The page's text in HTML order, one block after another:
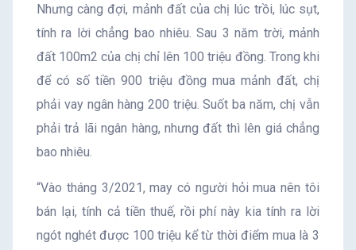
Nhưng càng đợi, mảnh đất của chị lúc trồi, lúc sụt,
tính ra lời chẳng bao nhiêu. Sau 3 năm trời, mảnh
đất 100m2 của chị chỉ lên 100 triệu đồng. Trong khi
để có số tiền 900 triệu đồng mua mảnh đất, chị
phải vay ngân hàng 200 triệu. Suốt ba năm, chị vẫn
phải trả lãi ngân hàng, nhưng đất thì lên giá chẳng
bao nhiêu.
“Vào tháng 3/2021, may có người hỏi mua nên tôi
bán lại, tính cả tiền thuế, rồi phí này kia tính ra lời
ngót nghét được 100 triệu kể từ thời điểm mua là 3